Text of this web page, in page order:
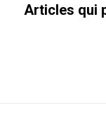
Articles qui